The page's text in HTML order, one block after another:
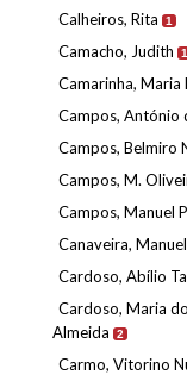
Calheiros, Rita 1
Camacho, Judith 1
Camarinha, Maria
Campos, António
Campos, Belmiro
Campos, M.
Campos, Manuel
Canaveira, Manuel
Cardoso, Abílio
Cardoso, Maria
Almeida
2
Carmo, Vitorino